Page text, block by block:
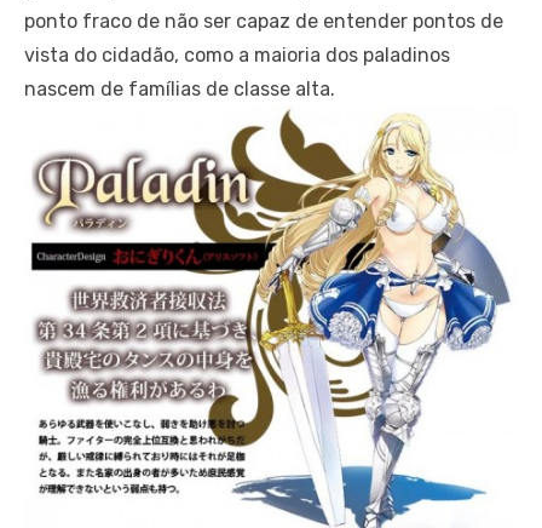
ponto fraco de não ser capaz de entender pontos de
vista do cidadão, como a maioria dos paladinos
nascem de famílias de classe alta.